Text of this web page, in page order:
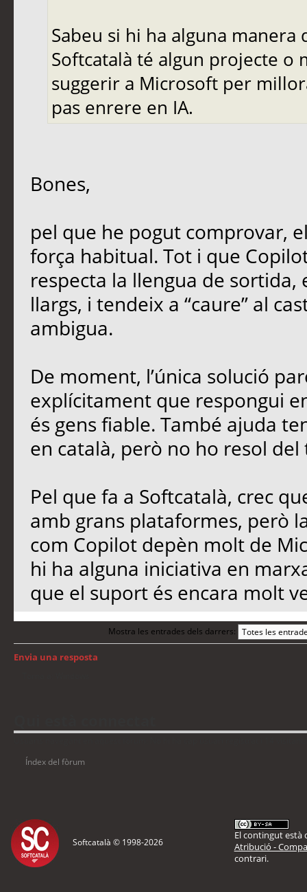
Sabeu si hi ha alguna
Softcatalà té algun projecte o
suggerir a Microsoft per
pas enrere en IA.
Bones,
pel que he pogut comprovar,
força habitual. Tot i que
respecta la llengua de
llargs, i tendeix a “caure” al
ambigua.
De moment, l’única solució
explícitament que respongui
és gens fiable. També ajuda
en català, però no ho resol del
Pel que fa a Softcatalà, crec
amb grans plataformes, però
com Copilot depèn molt de
hi ha alguna iniciativa en
que el suport és encara molt
Mostra les entrades dels darrers:
Envia una resposta
Índex del fòrum
Softcatalà © 1998-2026
El contingut està
Atribució -
contrari.